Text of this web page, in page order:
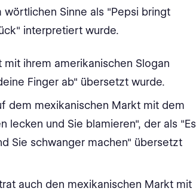
Sinne als "Pepsi bringt
interpretiert wurde.
ihrem amerikanischen Slogan
Finger ab" übersetzt wurde.
dem mexikanischen Markt mit dem
lecken und Sie blamieren", der als "Es
Sie schwanger machen" übersetzt
auch den mexikanischen Markt mit